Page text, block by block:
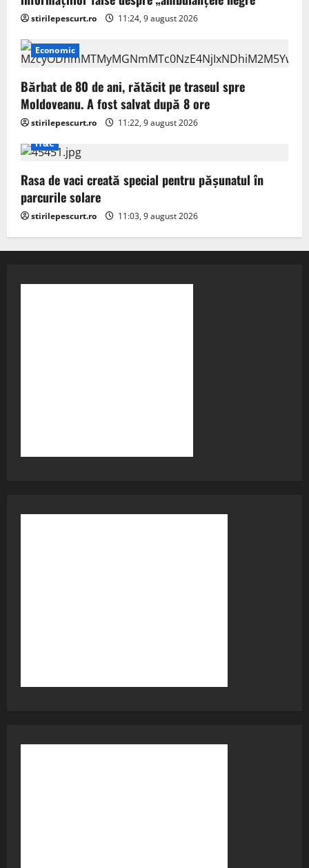
stirilepescurt.ro 11:24, 9 august 2026
Economic
Bărbat de 80 de ani, rătăcit pe traseul spre
Moldoveanu. A fost salvat după 8 ore
stirilepescurt.ro
11:22, 9 august 2026
IT&C
Rasa de vaci creată special pentru pășunatul în
parcurile solare
stirilepescurt.ro 11:03, 9 august 2026